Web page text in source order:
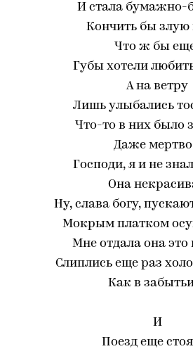
И стала бумажно-
Кончить бы злую
Что ж бы
Губы хотели
А на ветру
Лишь улыбались
Что-то в них было
Даже
Господи, я и не
Она
Ну, слава богу,
Мокрым платком
Мне отдала она это
Слиплись еще раз
Как в
И
Поезд еще